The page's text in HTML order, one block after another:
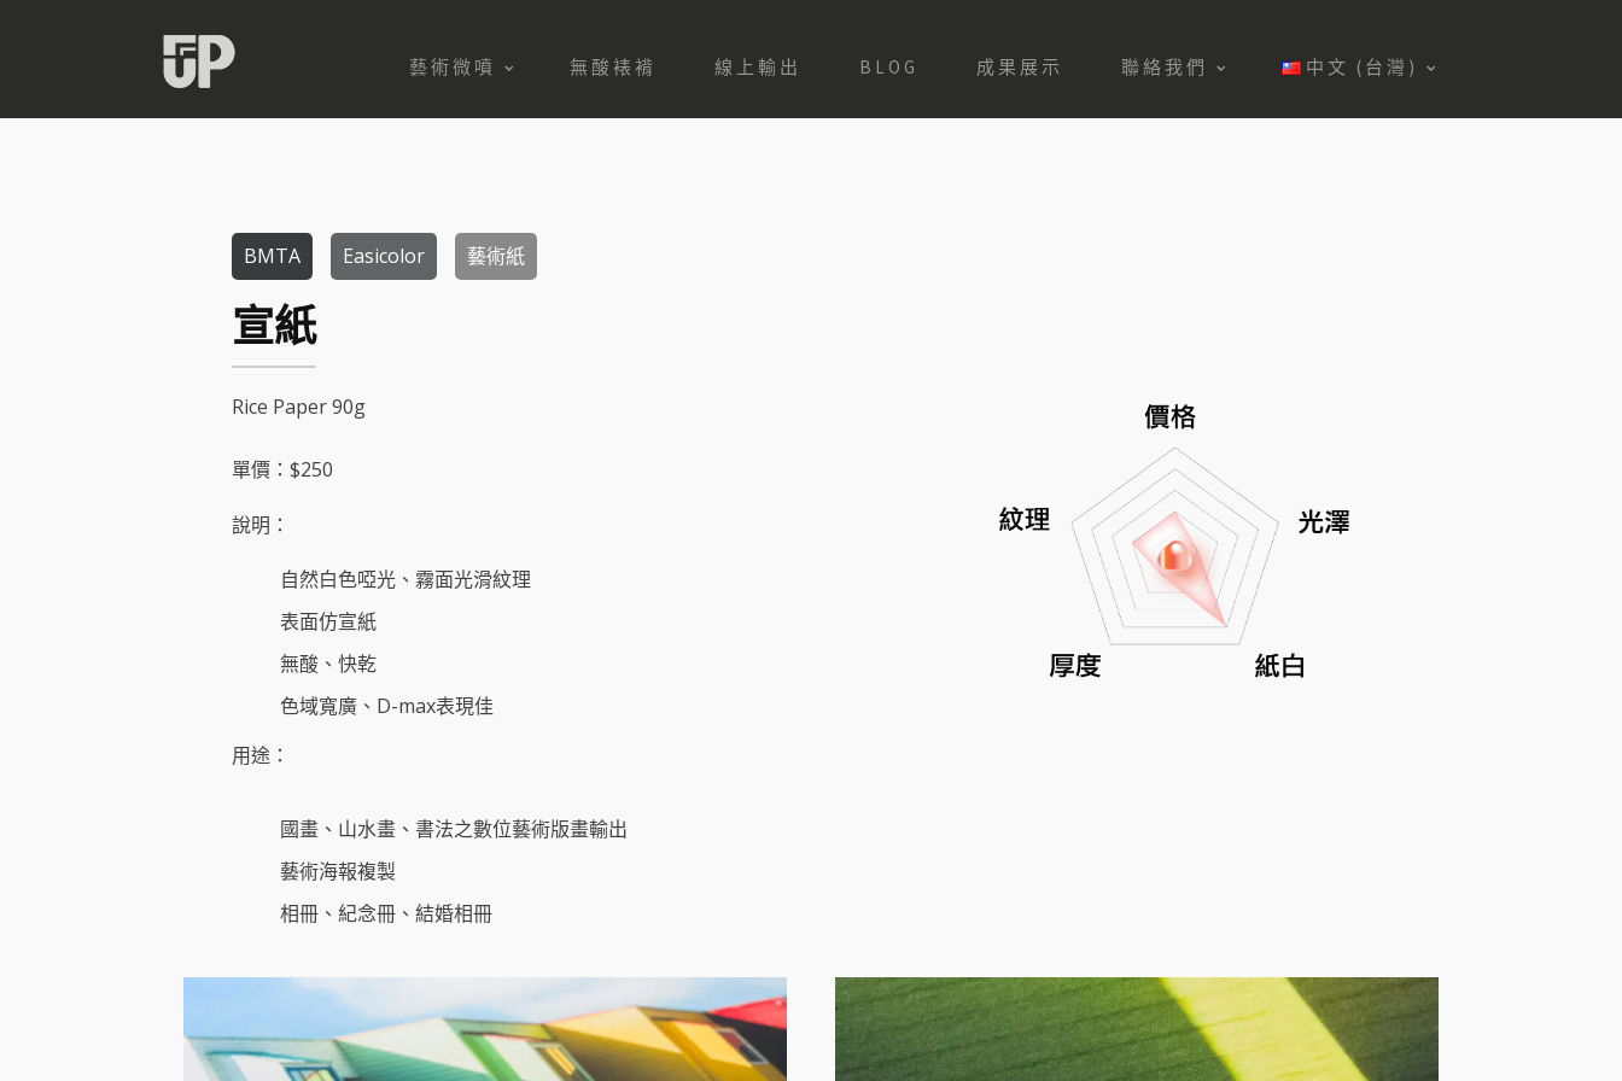
藝術微噴 無酸裱褙 線上輸出 BLOG 成果展示 聯絡我們 中文 (台灣)
BMTA Easicolor 藝術紙
宣紙
Rice Paper90g
單價：$250
說明：
自然白色啞光、霧面光滑紋理
表面仿宣紙
無酸、快乾
色域寬廣、D-max表現佳
用途：
國畫、山水畫、書法之數位藝術版畫輸出
藝術海報複製
相冊、紀念冊、結婚相冊